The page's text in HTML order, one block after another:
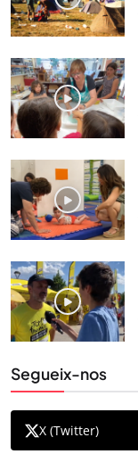
Segueix-nos
X (Twitter)